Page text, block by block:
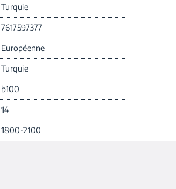
Turquie
7617597377
Européenne
Turquie
b100
14
1800-2100